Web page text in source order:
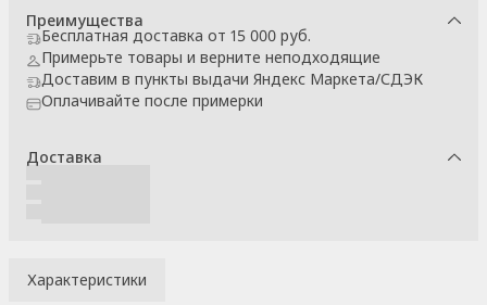
Преимущества
Бесплатная доставка от 15 000 руб.
Примерьте товары и верните неподходящие
Доставим в пункты выдачи Яндекс Маркета/СДЭК
Оплачивайте после примерки
Доставка
Характеристики